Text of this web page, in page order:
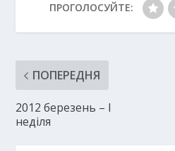
ПРОГОЛОСУЙТЕ:
ПОПЕРЕДНЯ
2012 березень – І
неділя